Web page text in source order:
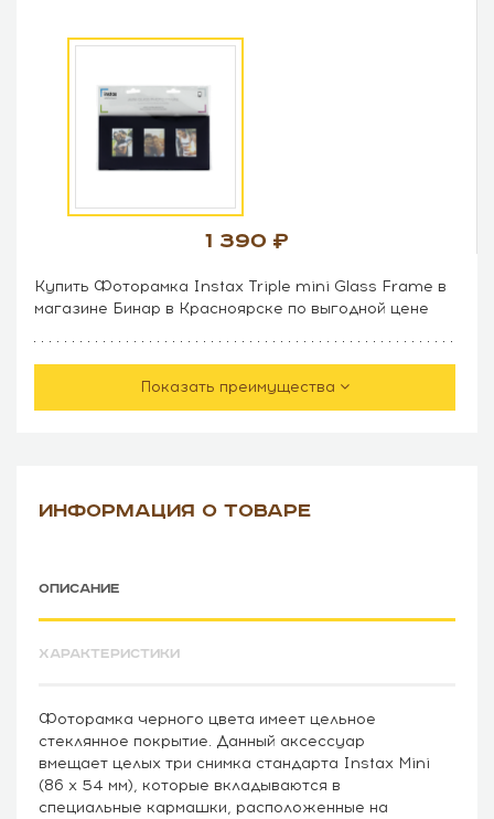
1 390
Купить Фоторамка Instax Triple mini Glass Frame в
магазине Бинар в Красноярске по выгодной цене
Показать преимущества
ИНФОРМАЦИЯ О ТОВАРЕ
ОПИСАНИЕ
ХАРАКТЕРИСТИКИ
Фоторамка черного цвета имеет цельное
стеклянное покрытие. Данный аксессуар
вмещает целых три снимка стандарта Instax Mini
(86 x 54 мм), которые вкладываются в
специальные кармашки, расположенные на